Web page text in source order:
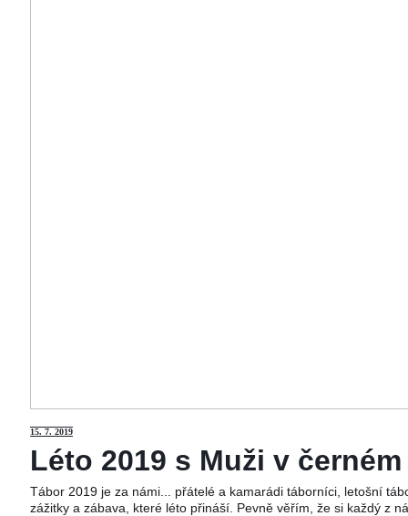
15. 7. 2019
Léto 2019 s Muži v
Tábor 2019 je za námi... přátelé a kamarádi táborníci, letošní
zážitky a zábava, které léto přináší. Pevně věřím, že si každý z